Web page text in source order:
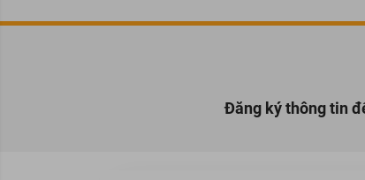
Đăng ký thông tin